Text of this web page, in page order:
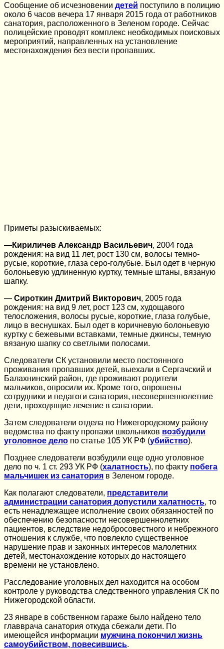
Сообщение об исчезновении детей поступило в полицию
около 6 часов вечера 17 января 2015 года от работников
санатория, расположенного в Зеленом городе. Сейчас
полицейские проводят комплекс необходимых поисковых
мероприятий, направленных на установление
местонахождения без вести пропавших.
Приметы разыскиваемых:
—Кириличев Александр Васильевич, 2004 года
рождения: на вид 11 лет, рост 130 см, волосы темно-
русые, короткие, глаза серо-голубые. Был одет в черную
болоньевую удлиненную куртку, темные штаны, вязаную
шапку.
— Сироткин Дмитрий Викторович, 2005 года
рождения: на вид 9 лет, рост 123 см, худощавого
телосложения, волосы русые, короткие, глаза голубые,
лицо в веснушках. Был одет в коричневую болоньевую
куртку с бежевыми вставками, темные джинсы, темную
вязаную шапку со светлыми полосами.
Следователи СК установили место постоянного
проживания пропавших детей, выехали в Сергачский и
Балахнинский район, где проживают родители
мальчиков, опросили их. Кроме того, опрошены
сотрудники и педагоги санатория, несовершеннолетние
дети, проходящие лечение в санатории.
Затем следователи отдела по Нижегородскому району
ведомства по факту пропажи школьников возбудили
уголовное дело по статье 105 УК РФ (убийство).
Позднее следователи возбудили еще одно уголовное
дело по ч. 1 ст. 293 УК РФ (халатность), по факту побега
мальчишек из санатория в Зеленом городе.
Как полагают следователи, представители
администрации санатория допустили халатность, то
есть ненадлежащее исполнение своих обязанностей по
обеспечению безопасности несовершеннолетних
пациентов, вследствие недобросовестного и небрежного
отношения к службе, что повлекло существенное
нарушение прав и законных интересов малолетних
детей, местонахождение которых до настоящего
времени не установлено.
Расследование уголовных дел находится на особом
контроле у руководства следственного управления СК по
Нижегородской области.
23 январе в собственном гараже было найдено тело
главврача санатория откуда сбежали дети. По
имеющейся информации мужчина покончил жизнь
самоубийством, повесившись.